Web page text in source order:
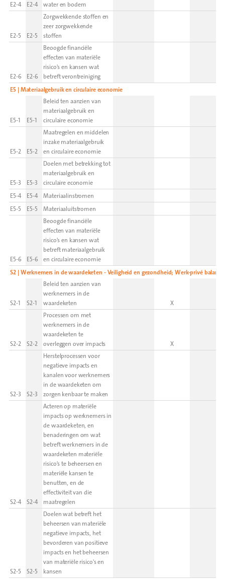
E2-4 E2-4
water en bodem
E2-5 E2-5
Zorgwekkende stoffen en
zeer zorgwekkende
stoffen
E2-6 E2-6
Beoogde financiële
effecten van materiële
risico's en kansen wat
betreft verontreiniging
E5 | Materiaalgebruik en circulaire economie
E5-1 E5-1
Beleid ten aanzien van
materiaalgebruik en
circulaire economie
E5-2 E5-2
Maatregelen en middelen
inzake materiaalgebruik
en circulaire economie
E5-3 E5-3
Doelen met betrekking tot
materiaalgebruik en
circulaire economie
E5-4
E5-4
Materiaalinstromen
E5-5
E5-5 Materiaaluitstromen
E5-6 E5-6
Beoogde financiële
effecten van materiële
risico's en kansen wat
betreft materiaalgebruik
en circulaire economie
S2 | Werknemers in de waardeketen - Veiligheid en gezondheid; Werk-privé balans
S2-1 S2-1
Beleid ten aanzien van
werknemers in de
waardeketen
X
S2-2 S2-2
Processen om met
werknemers in de
waardeketen te
overleggen over impacts
X
S2-3 S2-3
Herstelprocessen voor
negatieve impacts en
kanalen voor werknemers
in de waardeketen om
zorgen kenbaar te maken
S2-4 S2-4
Acteren op materiële
impacts op werknemers in
de waardeketen, en
benaderingen om wat
betreft werknemers in de
waardeketen materiële
risico's te beheersen en
materiële kansen te
benutten, en de
effectiviteit van die
maatregelen
S2-5 S2-5
Doelen wat betreft het
beheersen van materiële
negatieve impacts, het
bevorderen van positieve
impacts en het beheersen
van materiële risico's en
kansen